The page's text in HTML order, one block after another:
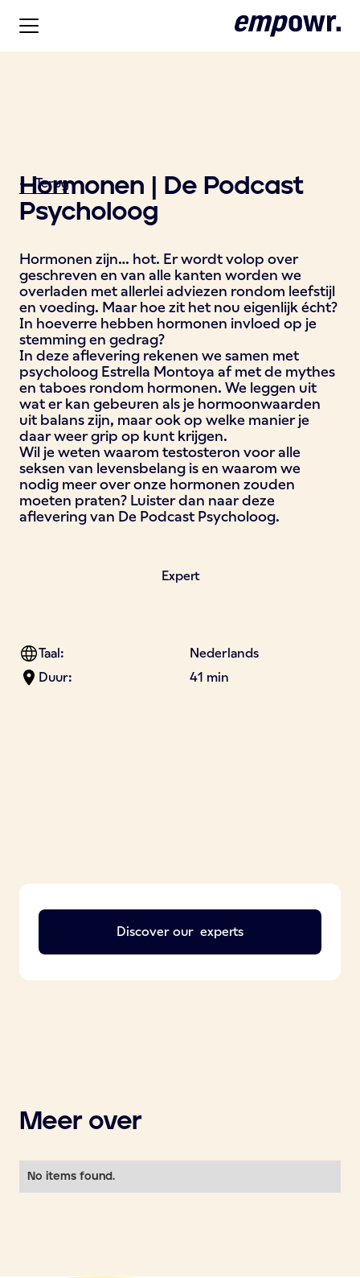
Hormonen | De Podcast
Psycholoog
Hormonen zijn… hot. Er wordt volop over
geschreven en van alle kanten worden we
overladen met allerlei adviezen rondom leefstijl
en voeding. Maar hoe zit het nou eigenlijk écht?
In hoeverre hebben hormonen invloed op je
stemming en gedrag?
In deze aflevering rekenen we samen met
psycholoog Estrella Montoya af met de mythes
en taboes rondom hormonen. We leggen uit
wat er kan gebeuren als je hormoonwaarden
uit balans zijn, maar ook op welke manier je
daar weer grip op kunt krijgen.
Wil je weten waarom testosteron voor alle
seksen van levensbelang is en waarom we
nodig meer over onze hormonen zouden
moeten praten? Luister dan naar deze
aflevering van De Podcast Psycholoog.
Expert
Taal:
Nederlands
Duur:
41 min
Discover our experts
<- Terug
Meer over
No items found.